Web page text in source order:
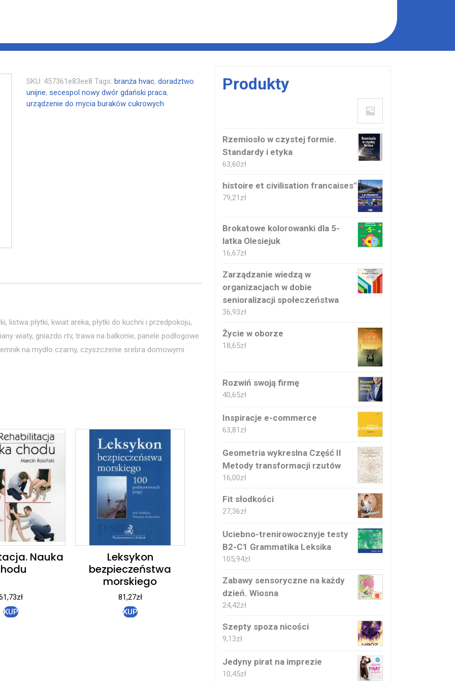
SKU: 457361e83ee8 Tags:branża hvac,doradztwo
unijne,secespol nowy dwór gdański praca,
urządzenie do mycia buraków cukrowych
listwa płytki, kwiat areka, płytki do kuchni i przedpokoju,
wiaty, gniazdo rtv, trawa na balkonie, panele podłogowe
na mydło czarny, czyszczenie srebra domowymi
Nauka
zł
KUP
Leksykon
bezpieczeństwa
morskiego
81,27zł
KUP
Produkty
Rzemiosło w czystej formie.
Standardy i etyka
63,60zł
histoire et civilisation francaises"
79,21 zł
Brokatowe kolorowanki dla 5-
latka Olesiejuk
16,67zł
Zarządzanie wiedzą w
organizacjach w dobie
senioralizacji społeczeństwa
36,93zł
Życie w oborze
18,65zł
Rozwiń swoją firmę
40,65zł
Inspiracje e-commerce
63,81 zł
Geometria wykreslna Część II
Metody transformacji rzutów
16,00zł
Fit słodkości
27,36zł
Uciebno-trenirowocznyje testy
B2-C1 Grammatika Leksika
105,94zł
Zabawy sensoryczne na każdy
dzień. Wiosna
24,42zł
Szepty spoza nicości
9,13zł
Jedyny pirat na imprezie
10,45zł